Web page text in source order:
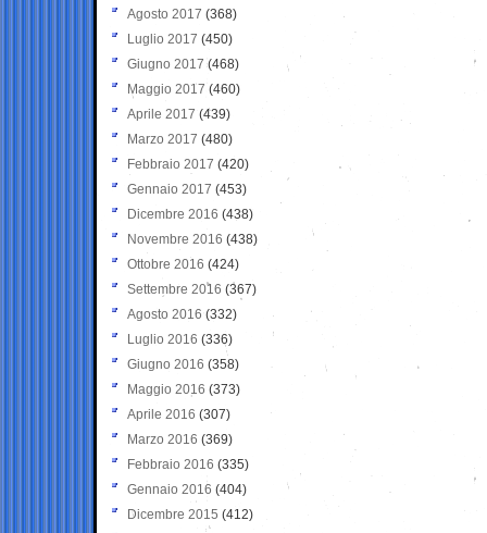
Agosto 2017 (368)
Luglio 2017 (450)
Giugno 2017 (468)
Maggio 2017 (460)
Aprile 2017 (439)
Marzo 2017 (480)
Febbraio 2017 (420)
Gennaio 2017 (453)
Dicembre 2016 (438)
Novembre 2016 (438)
Ottobre 2016 (424)
Settembre 2016 (367)
Agosto 2016 (332)
Luglio 2016 (336)
Giugno 2016 (358)
Maggio 2016 (373)
Aprile 2016 (307)
Marzo 2016 (369)
Febbraio 2016 (335)
Gennaio 2016 (404)
Dicembre 2015 (412)